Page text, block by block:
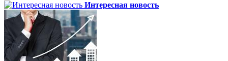
Интересная новость